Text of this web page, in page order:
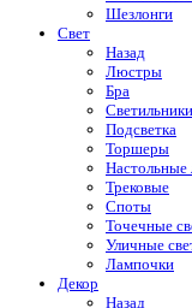
Шезлонги
Свет
Назад
Люстры
Бра
Светильники
Подсветка
Торшеры
Настольные
Трековые
Споты
Точечные
Уличные
Лампочки
Декор
Назад